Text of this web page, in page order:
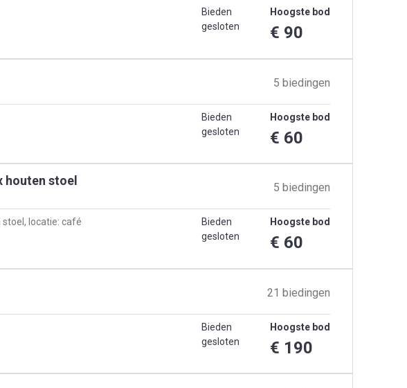
Bieden
gesloten
Hoogste bod
€ 90
5 biedingen
Bieden
gesloten
Hoogste bod
€ 60
houten stoel 5 biedingen
locatie: café
Bieden
gesloten
Hoogste bod
€ 60
21 biedingen
Bieden
gesloten
Hoogste bod
€ 190